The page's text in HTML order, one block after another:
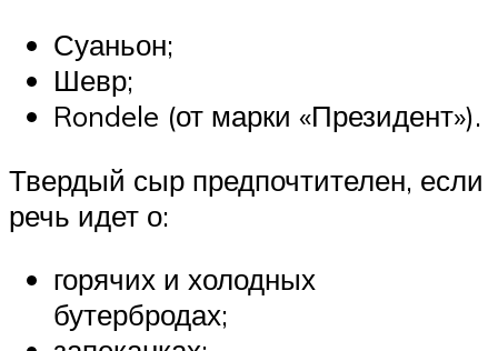
Суаньон;
Шевр;
Rondele (от марки «Президент»).
Твердый сыр предпочтителен, если
речь идет о:
горячих и холодных
бутербродах;